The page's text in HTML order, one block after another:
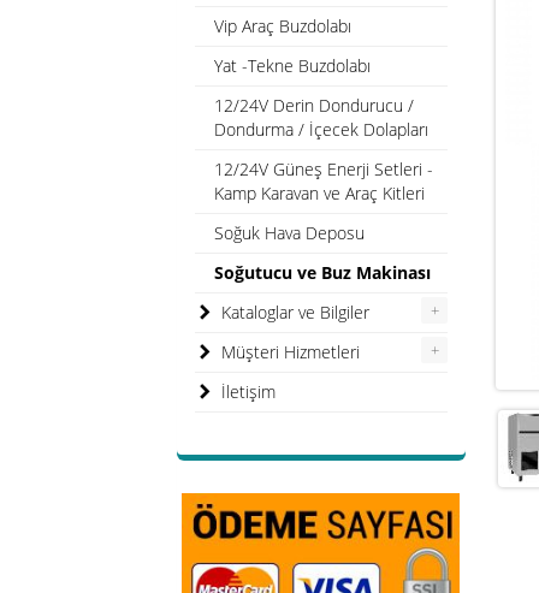
Vip Araç Buzdolabı
Yat -Tekne Buzdolabı
12/24V Derin Dondurucu /
Dondurma / İçecek Dolapları
12/24V Güneş Enerji Setleri -
Kamp Karavan ve Araç Kitleri
Soğuk Hava Deposu
Soğutucu ve Buz Makinası
Kataloglar ve Bilgiler
+
Müşteri Hizmetleri +
İletişim